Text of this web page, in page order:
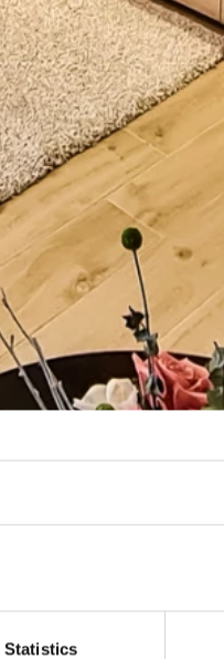
Statistics